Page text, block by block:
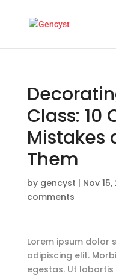
Class: 10
Mistakes
Them
by gencyst | Nov 15,
comments
Lorem ipsum dolor
adipiscing elit.
egestas. Ut